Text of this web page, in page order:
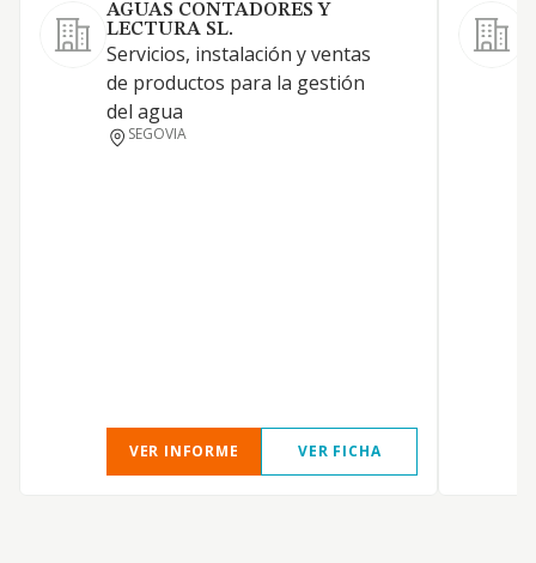
AGUAS CONTADORES Y
LECTURA SL.
Servicios, instalación y ventas
de productos para la gestión
del agua
SEGOVIA
VER INFORME VER FICHA